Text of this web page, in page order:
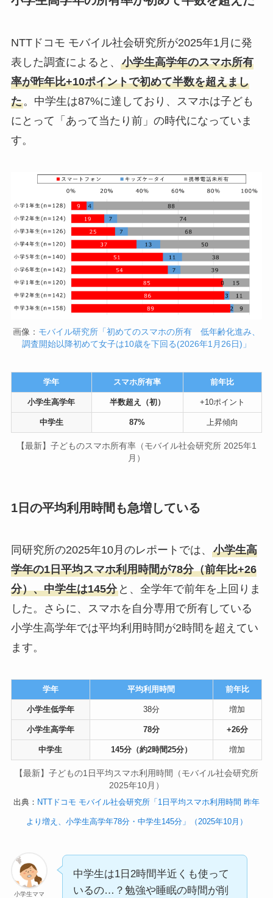
NTTドコモ モバイル社会研究所が2025年1月に発
表した調査によると、 小学生高学年のスマホ所有
率が昨年比+10ポイントで初めて半数を超えまし
た。中学生は87%に達しており、スマホは子ども
にとって「あって当たり前」の時代になっていま
す。
画像： モバイル研究所「初めてのスマホの所有 低年齢化進み、
調査開始以降初めて女子は10歳を下回る(2026年1月26日)」
学年 スマホ所有率 前年比
小学生高学年 半数超え（初） +10ポイント
中学生 87% 上昇傾向
【最新】子どものスマホ所有率（モバイル社会研究所 2025年1
月）
1日の平均利用時間も急増している
同研究所の2025年10月のレポートでは、 小学生高
学年の1日平均スマホ利用時間が78分（前年比+26
分）、中学生は145分と、全学年で前年を上回りま
した。さらに、スマホを自分専用で所有している
小学生高学年では平均利用時間が2時間を超えてい
ます。
学年 平均利用時間 前年比
小学生低学年 38分 増加
小学生高学年 78分 +26分
中学生 145分（約2時間25分） 増加
【最新】子どもの1日平均スマホ利用時間（モバイル社会研究所
2025年10月）
出典： NTTドコモ モバイル社会研究所「1日平均スマホ利用時間 昨年
より増え、小学生高学年78分・中学生145分」（2025年10月）
小学生ママ
中学生は1日2時間半近くも使って
いるの…？勉強や睡眠の時間が削